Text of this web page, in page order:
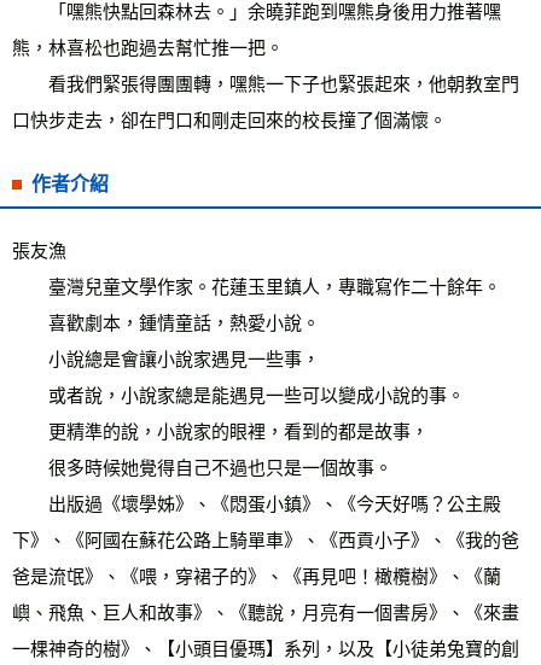
「嘿熊快點回森林去。」余曉菲跑到嘿熊身後用力推著嘿
熊，林喜松也跑過去幫忙推一把。
看我們緊張得團團轉，嘿熊一下子也緊張起來，他朝教室門
口快步走去，卻在門口和剛走回來的校長撞了個滿懷。
作者介紹
張友漁
臺灣兒童文學作家。花蓮玉里鎮人，專職寫作二十餘年。
喜歡劇本，鍾情童話，熱愛小說。
小說總是會讓小說家遇見一些事，
或者說，小說家總是能遇見一些可以變成小說的事。
更精準的說，小說家的眼裡，看到的都是故事，
很多時候她覺得自己不過也只是一個故事。
出版過《壞學姊》、《悶蛋小鎮》、《今天好嗎？公主殿
下》、《阿國在蘇花公路上騎單車》、《西貢小子》、《我的爸
爸是流氓》、《喂，穿裙子的》、《再見吧！橄欖樹》、《蘭
嶼、飛魚、巨人和故事》、《聽說，月亮有一個書房》、《來畫
一棵神奇的樹》、【小頭目優瑪】系列，以及【小徒弟兔寶的創